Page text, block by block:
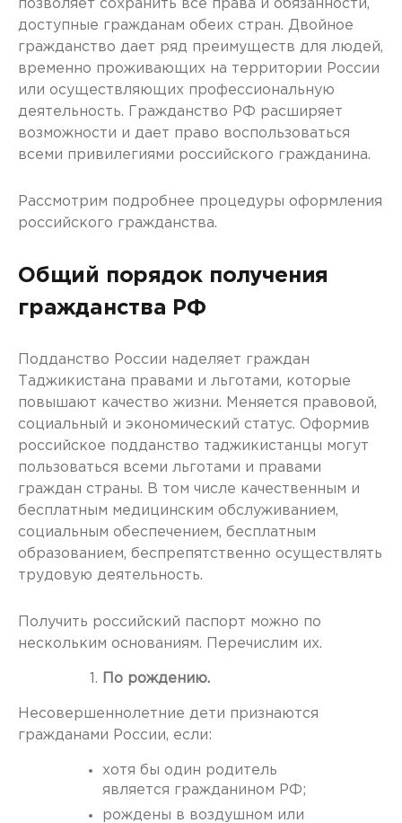
позволяет сохранить все права и обязанности,
доступные гражданам обеих стран. Двойное
гражданство дает ряд преимуществ для людей,
временно проживающих на территории России
или осуществляющих профессиональную
деятельность. Гражданство РФ расширяет
возможности и дает право воспользоваться
всеми привилегиями российского гражданина.
Рассмотрим подробнее процедуры оформления
российского гражданства.
Общий порядок получения
гражданства РФ
Подданство России наделяет граждан
Таджикистана правами и льготами, которые
повышают качество жизни. Меняется правовой,
социальный и экономический статус. Оформив
российское подданство таджикистанцы могут
пользоваться всеми льготами и правами
граждан страны. В том числе качественным и
бесплатным медицинским обслуживанием,
социальным обеспечением, бесплатным
образованием, беспрепятственно осуществлять
трудовую деятельность.
Получить российский паспорт можно по
нескольким основаниям. Перечислим их.
По рождению.
Несовершеннолетние дети признаются
гражданами России, если:
хотя бы один родитель
является гражданином РФ;
рождены в воздушном или